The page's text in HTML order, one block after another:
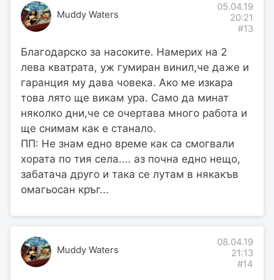
Muddy Waters
05.04.19
20:21
#13
Благодарско за насоките. Намерих на 2
лева кватрата, уж гумиран винил,че даже и
гаранция му дава човека. Ако ме изкара
това лято ще викам ура. Само да минат
няколко дни,че се очертава много работа и
ще снимам как е станало.
ПП: Не знам едно време как са смогвали
хората по тия села.... аз почна едно нещо,
забатача друго и така се лутам в някакъв
омагьосан кръг...
Muddy Waters
08.04.19
21:13
#14